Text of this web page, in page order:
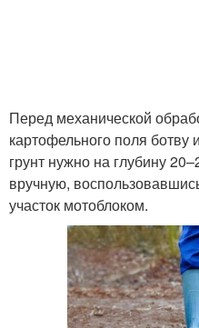
Перед механической
картофельного поля
грунт нужно на глубину
вручную,
участок мотоблоком.